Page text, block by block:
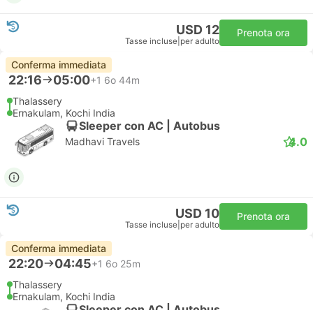
USD 12
Tasse incluse per adulto
Prenota ora
Conferma immediata
22:16 05:00+1 6o 44m
Thalassery
Ernakulam, Kochi India
Sleeper con AC | Autobus
Madhavi Travels 4.0
USD 10
Tasse incluse per adulto
Prenota ora
Conferma immediata
22:20 04:45+1 6o 25m
Thalassery
Ernakulam, Kochi India